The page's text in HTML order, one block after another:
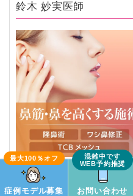
鈴木 妙実医師
この症例
症例モデル募集 お問い合わせ